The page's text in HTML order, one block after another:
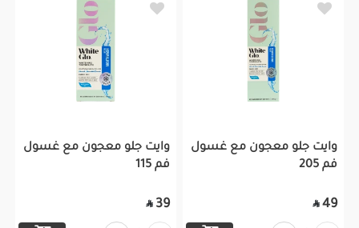
وايت جلو معجون مع غسول
فم 205
49

وايت جلو معجون مع غسول
فم 115
39
